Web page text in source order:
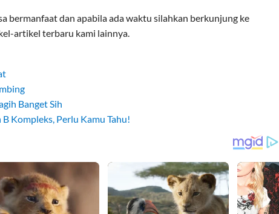
bermanfaat dan apabila ada waktu silahkan berkunjung ke
artikel terbaru kami lainnya.
Banget Sih
Kompleks, Perlu Kamu Tahu!